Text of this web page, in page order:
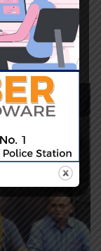
आरोप, वडा